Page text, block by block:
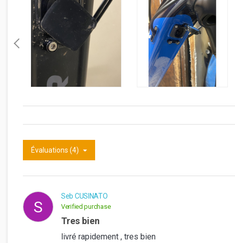
Évaluations (4)
S
Seb CUSINATO
Verified purchase
tres bien
livré rapidement , tres bien